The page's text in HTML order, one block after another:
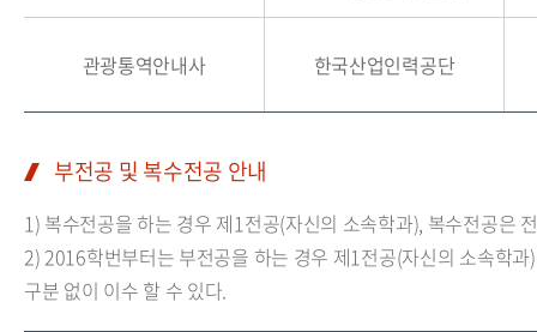
관광통역안내사 한국산업인력공단
부전공 및 복수전공 안내
1) 복수전공을 하는 경우 제1전공(자신의 소속학과), 복수전공은
2) 2016학번부터는 부전공을 하는 경우 제1전공(자신의 소속학
구분 없이 이수 할 수 있다.